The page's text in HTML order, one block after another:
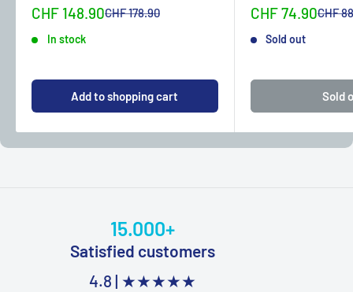
Sonderpreis
CHF 148.90Normalpreis
CHF 178.90
In stock
Add to shopping cart
Sonderpreis
CHF 74.90CHF
Sold out
Sold
15.000+
Satisfied customers
4.8 | ★★★★★